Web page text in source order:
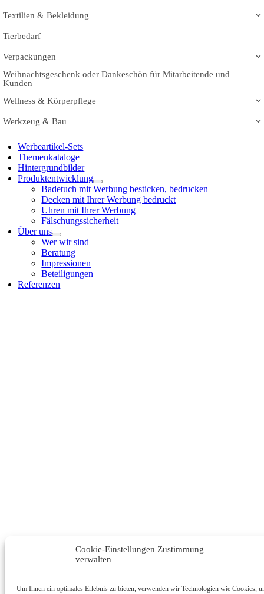
Cookie-Einstellungen Zustimmung
verwalten
Um Ihnen ein optimales Erlebnis zu bieten, verwenden wir Technologien wie Cookies,
Textilien & Bekleidung
Tierbedarf
Verpackungen
Weihnachtsgeschenk oder Dankeschön für Mitarbeitende und
Kunden
Wellness & Körperpflege
Werkzeug & Bau
Werbeartikel-Sets
Themenkataloge
Hintergrundbilder
Produktentwicklung
Badetuch mit Werbung besticken, bedrucken
Decken mit Ihrer Werbung bedruckt
Uhren mit Ihrer Werbung
Fälschungssicherheit
Über uns
Wer wir sind
Beratung
Impressionen
Beteiligungen
Referenzen